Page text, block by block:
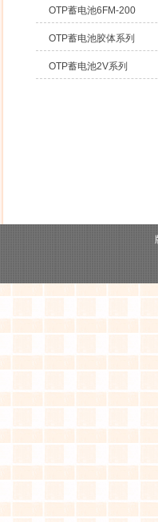
OTP蓄电池6FM-200
OTP蓄电池胶体系列
OTP蓄电池2V系列